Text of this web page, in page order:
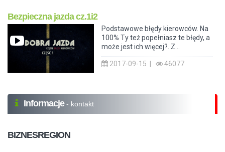
Bezpieczna jazda cz.1i2
Podstawowe błędy kierowców. Na
100% Ty też popełniasz te błędy, a
może jest ich więcej?. Z...
2017-09-15 | 46077
Informacje - kontakt
BIZNESREGION